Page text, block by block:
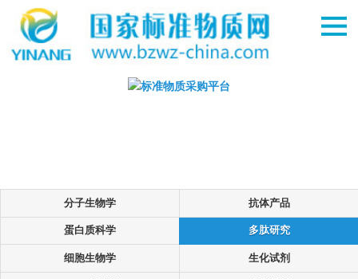
分子生物学 抗体产品
蛋白质科学 多肽研究
细胞生物学 生化试剂